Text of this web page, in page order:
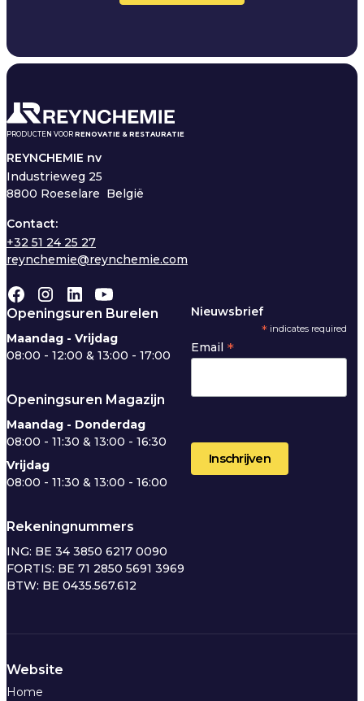
PRODUCTEN VOOR RENOVATIE & RESTAURATIE
REYNCHEMIE nv
Industrieweg 25
8800 Roeselare België
Contact:
+32 51 24 25 27
reynchemie@reynchemie.com
Openingsuren Burelen
Maandag - Vrijdag
08:00 - 12:00 & 13:00 - 17:00
Openingsuren Magazijn
Maandag - Donderdag
08:00 - 11:30 & 13:00 - 16:30
Vrijdag
08:00 - 11:30 & 13:00 - 16:00
Rekeningnummers
ING: BE 34 3850 6217 0090
FORTIS: BE 71 2850 5691 3969
BTW: BE 0435.567.612
Nieuwsbrief
* indicates required
Email *
Website
Home